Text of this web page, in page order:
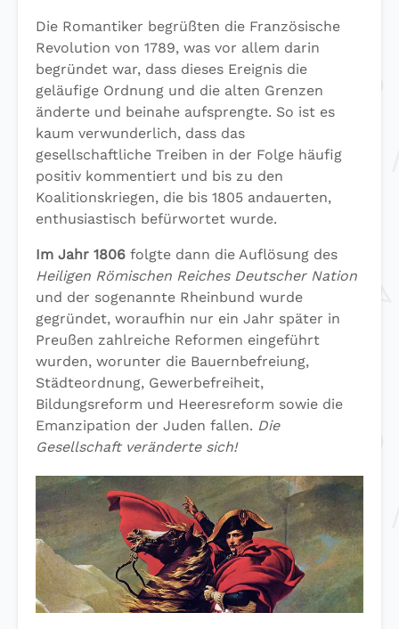
Die Romantiker begrüßten die Französische
Revolution von 1789, was vor allem darin
begründet war, dass dieses Ereignis die
geläufige Ordnung und die alten Grenzen
änderte und beinahe aufsprengte. So ist es
kaum verwunderlich, dass das
gesellschaftliche Treiben in der Folge häufig
positiv kommentiert und bis zu den
Koalitionskriegen, die bis 1805 andauerten,
enthusiastisch befürwortet wurde.
Im Jahr 1806 folgte dann die Auflösung des
Heiligen Römischen Reiches Deutscher Nation
und der sogenannte Rheinbund wurde
gegründet, woraufhin nur ein Jahr später in
Preußen zahlreiche Reformen eingeführt
wurden, worunter die Bauernbefreiung,
Städteordnung, Gewerbefreiheit,
Bildungsreform und Heeresreform sowie die
Emanzipation der Juden fallen. Die
Gesellschaft veränderte sich!